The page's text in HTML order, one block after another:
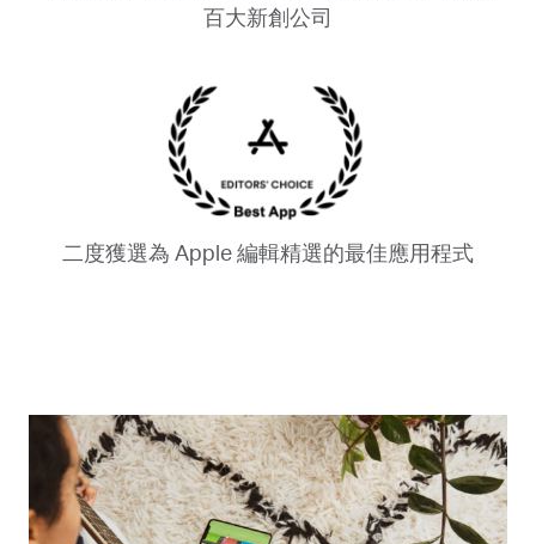
百大新創公司
二度獲選為 Apple 編輯精選的最佳應用程式